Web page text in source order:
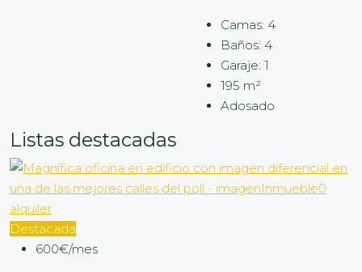
Camas: 4
Baños: 4
Garaje: 1
195 m²
Adosado
Listas destacadas
alquiler
Destacada
600€/mes